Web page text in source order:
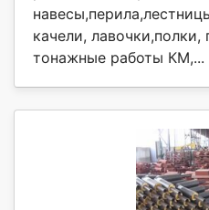
качели,
тонажные работы КМ,...